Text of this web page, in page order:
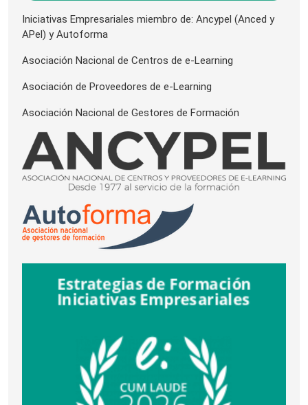
Iniciativas Empresariales miembro de: Ancypel (Anced y
APel) y Autoforma
Asociación Nacional de Centros de e-Learning
Asociación de Proveedores de e-Learning
Asociación Nacional de Gestores de Formación